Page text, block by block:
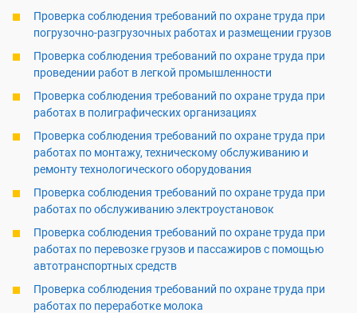
Проверка соблюдения требований по охране труда при
погрузочно-разгрузочных работах и размещении грузов
Проверка соблюдения требований по охране труда при
проведении работ в легкой промышленности
Проверка соблюдения требований по охране труда при
работах в полиграфических организациях
Проверка соблюдения требований по охране труда при
работах по монтажу, техническому обслуживанию и
ремонту технологического оборудования
Проверка соблюдения требований по охране труда при
работах по обслуживанию электроустановок
Проверка соблюдения требований по охране труда при
работах по перевозке грузов и пассажиров с помощью
автотранспортных средств
Проверка соблюдения требований по охране труда при
работах по переработке молока